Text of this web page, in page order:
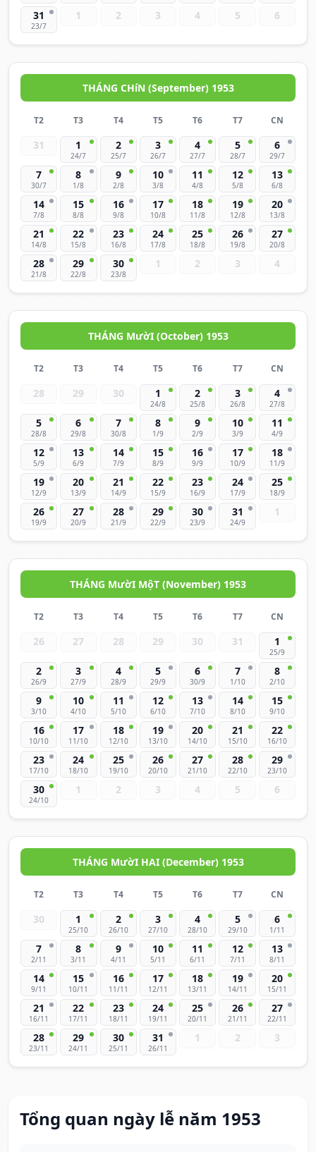
31
23/7
1 2 3 4 5 6
THÁNG CHíN (September) 1953
T2 T3 T4 T5 T6 T7 CN
31 1
24/7
2
25/7
3
26/7
4
27/7
5
28/7
6
29/7
7
30/7
8
1/8
9
2/8
10
3/8
11
4/8
12
5/8
13
6/8
14
7/8
15
8/8
16
9/8
17
10/8
18
11/8
19
12/8
20
13/8
21
14/8
22
15/8
23
16/8
24
17/8
25
18/8
26
19/8
27
20/8
28
21/8
29
22/8
30
23/8
1 2 3 4
THÁNG MườI (October) 1953
T2 T3 T4 T5 T6 T7 CN
28 29 30 1
24/8
2
25/8
3
26/8
4
27/8
5
28/8
6
29/8
7
30/8
8
1/9
9
2/9
10
3/9
11
4/9
12
5/9
13
6/9
14
7/9
15
8/9
16
9/9
17
10/9
18
11/9
19
12/9
20
13/9
21
14/9
22
15/9
23
16/9
24
17/9
25
18/9
26
19/9
27
20/9
28
21/9
29
22/9
30
23/9
31
24/9
1
THÁNG MườI MộT (November) 1953
T2 T3 T4 T5 T6 T7 CN
26 27 28 29 30 31 1
25/9
2
26/9
3
27/9
4
28/9
5
29/9
6
30/9
7
1/10
8
2/10
9
3/10
10
4/10
11
5/10
12
6/10
13
7/10
14
8/10
15
9/10
16
10/10
17
11/10
18
12/10
19
13/10
20
14/10
21
15/10
22
16/10
23
17/10
24
18/10
25
19/10
26
20/10
27
21/10
28
22/10
29
23/10
30
24/10
1 2 3 4 5 6
THÁNG MườI HAI (December) 1953
T2 T3 T4 T5 T6 T7 CN
30 1
25/10
2
26/10
3
27/10
4
28/10
5
29/10
6
1/11
7
2/11
8
3/11
9
4/11
10
5/11
11
6/11
12
7/11
13
8/11
14
9/11
15
10/11
16
11/11
17
12/11
18
13/11
19
14/11
20
15/11
21
16/11
22
17/11
23
18/11
24
19/11
25
20/11
26
21/11
27
22/11
28
23/11
29
24/11
30
25/11
31
26/11
1 2 3
Tổng quan ngày lễ năm 1953